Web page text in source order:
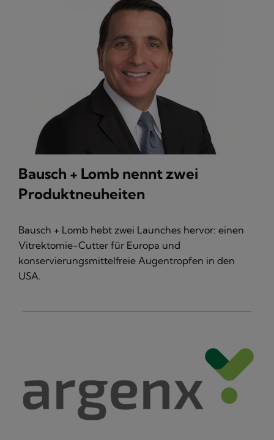
Bausch + Lomb nennt zwei
Produktneuheiten
Bausch + Lomb hebt zwei Launches hervor: einen
Vitrektomie-Cutter für Europa und
konservierungsmittelfreie Augentropfen in den
USA.